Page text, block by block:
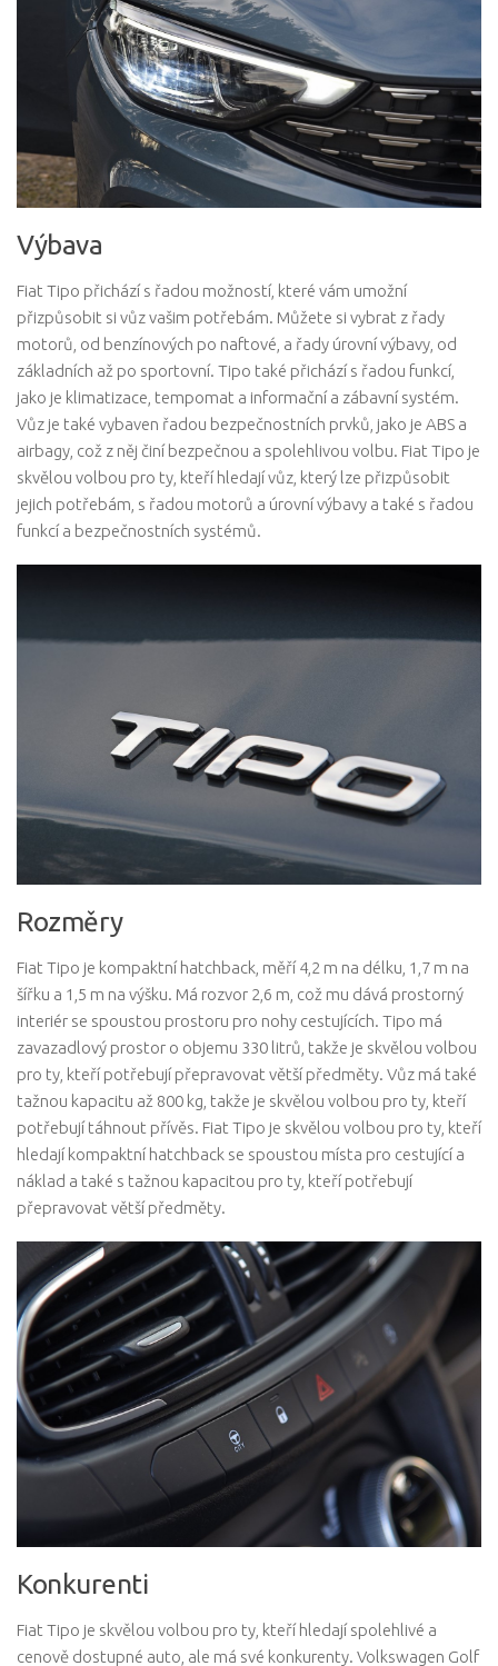
Výbava
Fiat Tipo přichází s řadou možností, které vám umožní
přizpůsobit si vůz vašim potřebám. Můžete si vybrat z řady
motorů, od benzínových po naftové, a řady úrovní výbavy, od
základních až po sportovní. Tipo také přichází s řadou funkcí,
jako je klimatizace, tempomat a informační a zábavní systém.
Vůz je také vybaven řadou bezpečnostních prvků, jako je ABS a
airbagy, což z něj činí bezpečnou a spolehlivou volbu. Fiat Tipo je
skvělou volbou pro ty, kteří hledají vůz, který lze přizpůsobit
jejich potřebám, s řadou motorů a úrovní výbavy a také s řadou
funkcí a bezpečnostních systémů.
Rozměry
Fiat Tipo je kompaktní hatchback, měří 4,2 m na délku, 1,7 m na
šířku a 1,5 m na výšku. Má rozvor 2,6 m, což mu dává prostorný
interiér se spoustou prostoru pro nohy cestujících. Tipo má
zavazadlový prostor o objemu 330 litrů, takže je skvělou volbou
pro ty, kteří potřebují přepravovat větší předměty. Vůz má také
tažnou kapacitu až 800 kg, takže je skvělou volbou pro ty, kteří
potřebují táhnout přívěs. Fiat Tipo je skvělou volbou pro ty, kteří
hledají kompaktní hatchback se spoustou místa pro cestující a
náklad a také s tažnou kapacitou pro ty, kteří potřebují
přepravovat větší předměty.
Konkurenti
Fiat Tipo je skvělou volbou pro ty, kteří hledají spolehlivé a
cenově dostupné auto, ale má své konkurenty. Volkswagen Golf